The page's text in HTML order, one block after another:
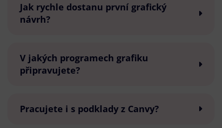
Jak rychle dostanu první grafický
návrh?
V jakých programech grafiku
připravujete?
Pracujete i s podklady z Canvy?